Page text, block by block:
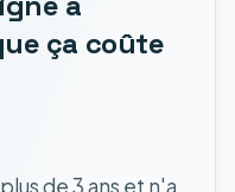
ça coûte
de 3 ans et n'a